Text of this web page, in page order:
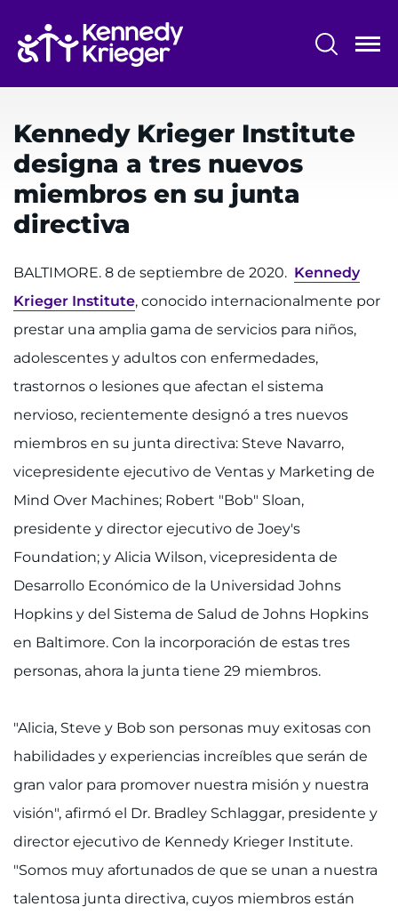
contenido
principal
Menú
sistema
Centros y programas
Investigación
Capacitación
Escuelas
ASISTENCIA IDIOMÁTICA
REFERIR A UN PACIENTE
SOLICITAR UNA CITA
888-554-2080
Donar
Acerca de
Eventos
Ubicaciones
MyChart
Concertar una cita
Kennedy Krieger Institute
designa a tres nuevos
miembros en su junta
directiva
BALTIMORE. 8 de septiembre de 2020. Kennedy
Krieger Institute, conocido internacionalmente por
prestar una amplia gama de servicios para niños,
adolescentes y adultos con enfermedades,
trastornos o lesiones que afectan el sistema
nervioso, recientemente designó a tres nuevos
miembros en su junta directiva: Steve Navarro,
vicepresidente ejecutivo de Ventas y Marketing de
Mind Over Machines; Robert "Bob" Sloan,
presidente y director ejecutivo de Joey's
Foundation; y Alicia Wilson, vicepresidenta de
Desarrollo Económico de la Universidad Johns
Hopkins y del Sistema de Salud de Johns Hopkins
en Baltimore. Con la incorporación de estas tres
personas, ahora la junta tiene 29 miembros.
"Alicia, Steve y Bob son personas muy exitosas con
habilidades y experiencias increíbles que serán de
gran valor para promover nuestra misión y nuestra
visión", afirmó el Dr. Bradley Schlaggar, presidente y
director ejecutivo de Kennedy Krieger Institute.
"Somos muy afortunados de que se unan a nuestra
talentosa junta directiva, cuyos miembros están